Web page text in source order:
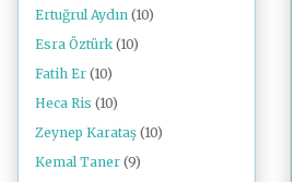
Ertuğrul Aydın (10)
Esra Öztürk (10)
Fatih Er (10)
Heca Ris (10)
Zeynep Karataş (10)
Kemal Taner (9)